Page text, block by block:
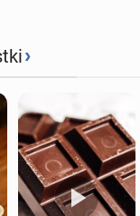
›